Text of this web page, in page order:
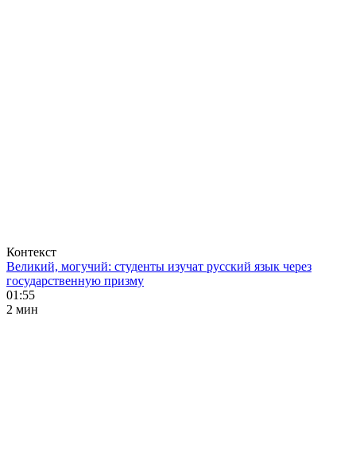
Контекст
Великий, могучий: студенты изучат русский язык через
государственную призму
01:55
2 мин